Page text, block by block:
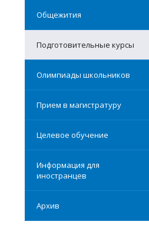
Общежития
Подготовительные курсы
Олимпиады школьников
Прием в магистратуру
Целевое обучение
Информация для
иностранцев
Архив